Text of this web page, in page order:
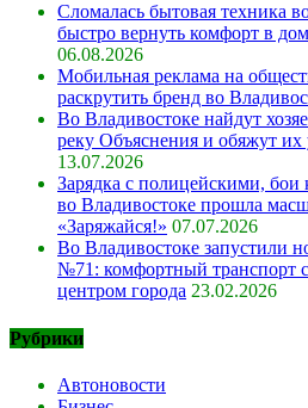
Сломалась бытовая техника
быстро вернуть комфорт в
06.08.2026
Мобильная реклама на
раскрутить бренд во
Во Владивостоке найдут
реку Объяснения и обяжут их
13.07.2026
Зарядка с полицейскими, бои
во Владивостоке прошла
«Заряжайся!» 07.07.2026
Во Владивостоке запустили
№71: комфортный транспорт
центром города 23.02.2026
Рубрики
Автоновости